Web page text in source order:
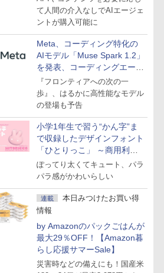
て人間の介入なしでAIエージェ
ントが購入可能に
Meta、コーディング特化の
AIモデル「Muse Spark 1.2」
を発表、コーディングエージ
ェント「Muse Code」も
『フロンティアへの次の一
歩』、はるかに高性能なモデル
の登場も予告
小学1年生で習う“かん字”ま
で収録したデザインフォント
「ひとりっこ」 ～商用利用
OK
ぽってり太くてキュート、パラ
パラ感がかわいらしい
連載
本日みつけたお買い得
情報
by Amazonのパックごはんが
最大29％OFF！【Amazon暮
らし応援サマーSale】
災害時などの備えにも！国産米